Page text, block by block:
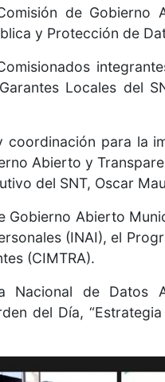
de Gobierno
y Protección de
Locales del
para la
Abierto y
del SNT, Oscar
Gobierno Abierto
(INAI), el
(CIMTRA).
de Datos
del Día,